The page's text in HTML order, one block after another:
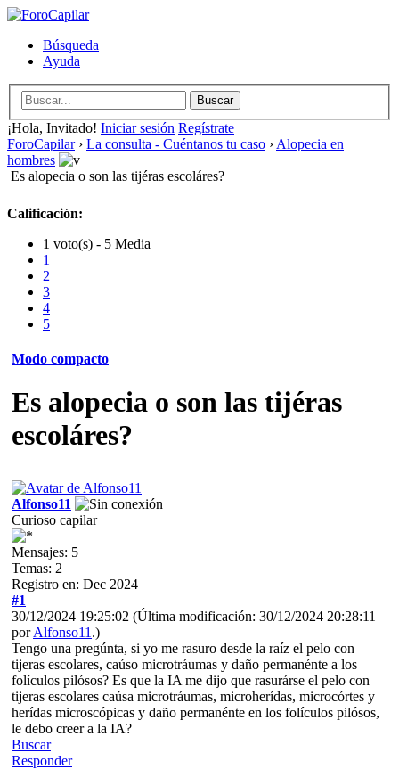
Búsqueda
Ayuda
¡Hola, Invitado! Iniciar sesión Regístrate
ForoCapilar› La consulta - Cuéntanos tu caso › Alopecia en
hombres
Es alopecia o son las tijéras escoláres?
Calificación:
1 voto(s) - 5 Media
1
2
3
4
5
Modo compacto
Es alopecia o son las tijéras
escoláres?
Alfonso11
Curioso capilar
Mensajes: 5
Temas: 2
Registro en: Dec 2024
#1
30/12/2024 19:25:02 (Última modificación: 30/12/2024 20:28:11
porAlfonso11 .)
Tengo una pregúnta, si yo me rasuro desde la raíz el pelo con
tijeras escolares, caúso microtráumas y daño permanénte a los
folículos pilósos? Es que la IA me dijo que rasurárse el pelo con
tijeras escolares caúsa microtráumas, microherídas, microcórtes y
herídas microscópicas y daño permanénte en los folículos pilósos,
le debo creer a la IA?
Buscar
Responder